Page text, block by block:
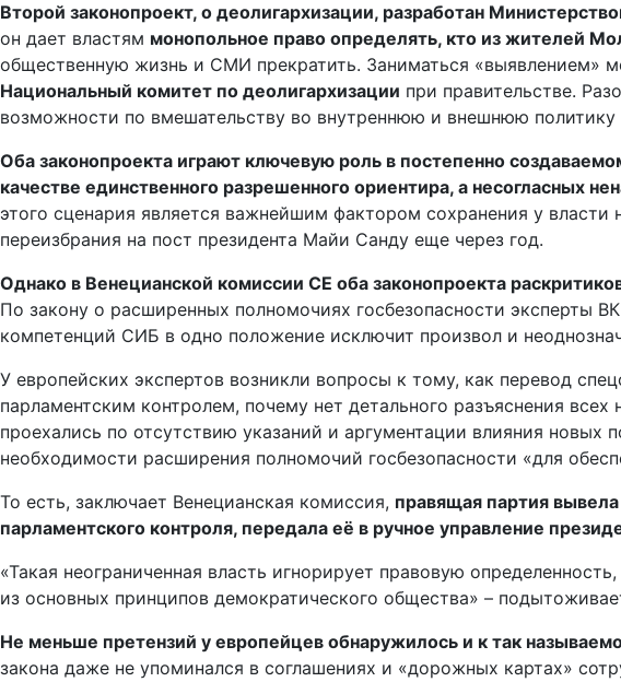
Второй законопроект, о деолигархизации, разработан
он дает властям монопольное право определять, кто из жителей
общественную жизнь и СМИ прекратить. Заниматься «выявлением»
Национальный комитет по деолигархизации при правительстве.
возможности по вмешательству во внутреннюю и внешнюю политику
Оба законопроекта играют ключевую роль в постепенно
качестве единственного разрешенного ориентира, а несогласных
этого сценария является важнейшим фактором сохранения у
переизбрания на пост президента Майи Санду еще через год.
Однако в Венецианской комиссии СЕ оба законопроекта
По закону о расширенных полномочиях госбезопасности эксперты
компетенций СИБ в одно положение исключит произвол и
У европейских экспертов возникли вопросы к тому, как перевод
парламентским контролем, почему нет детального разъяснения
проехались по отсутствию указаний и аргументации влияния
необходимости расширения полномочий госбезопасности «для
То есть, заключает Венецианская комиссия, правящая партия
парламентского контроля, передала её в ручное управление
«Такая неограниченная власть игнорирует правовую
из основных принципов демократического общества» –
Не меньше претензий у европейцев обнаружилось и к так
закона даже не упоминался в соглашениях и «дорожных картах»